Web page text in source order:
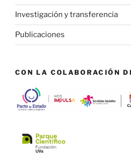
Investigación y transferencia
Publicaciones
CON LA COLABORACIÓN